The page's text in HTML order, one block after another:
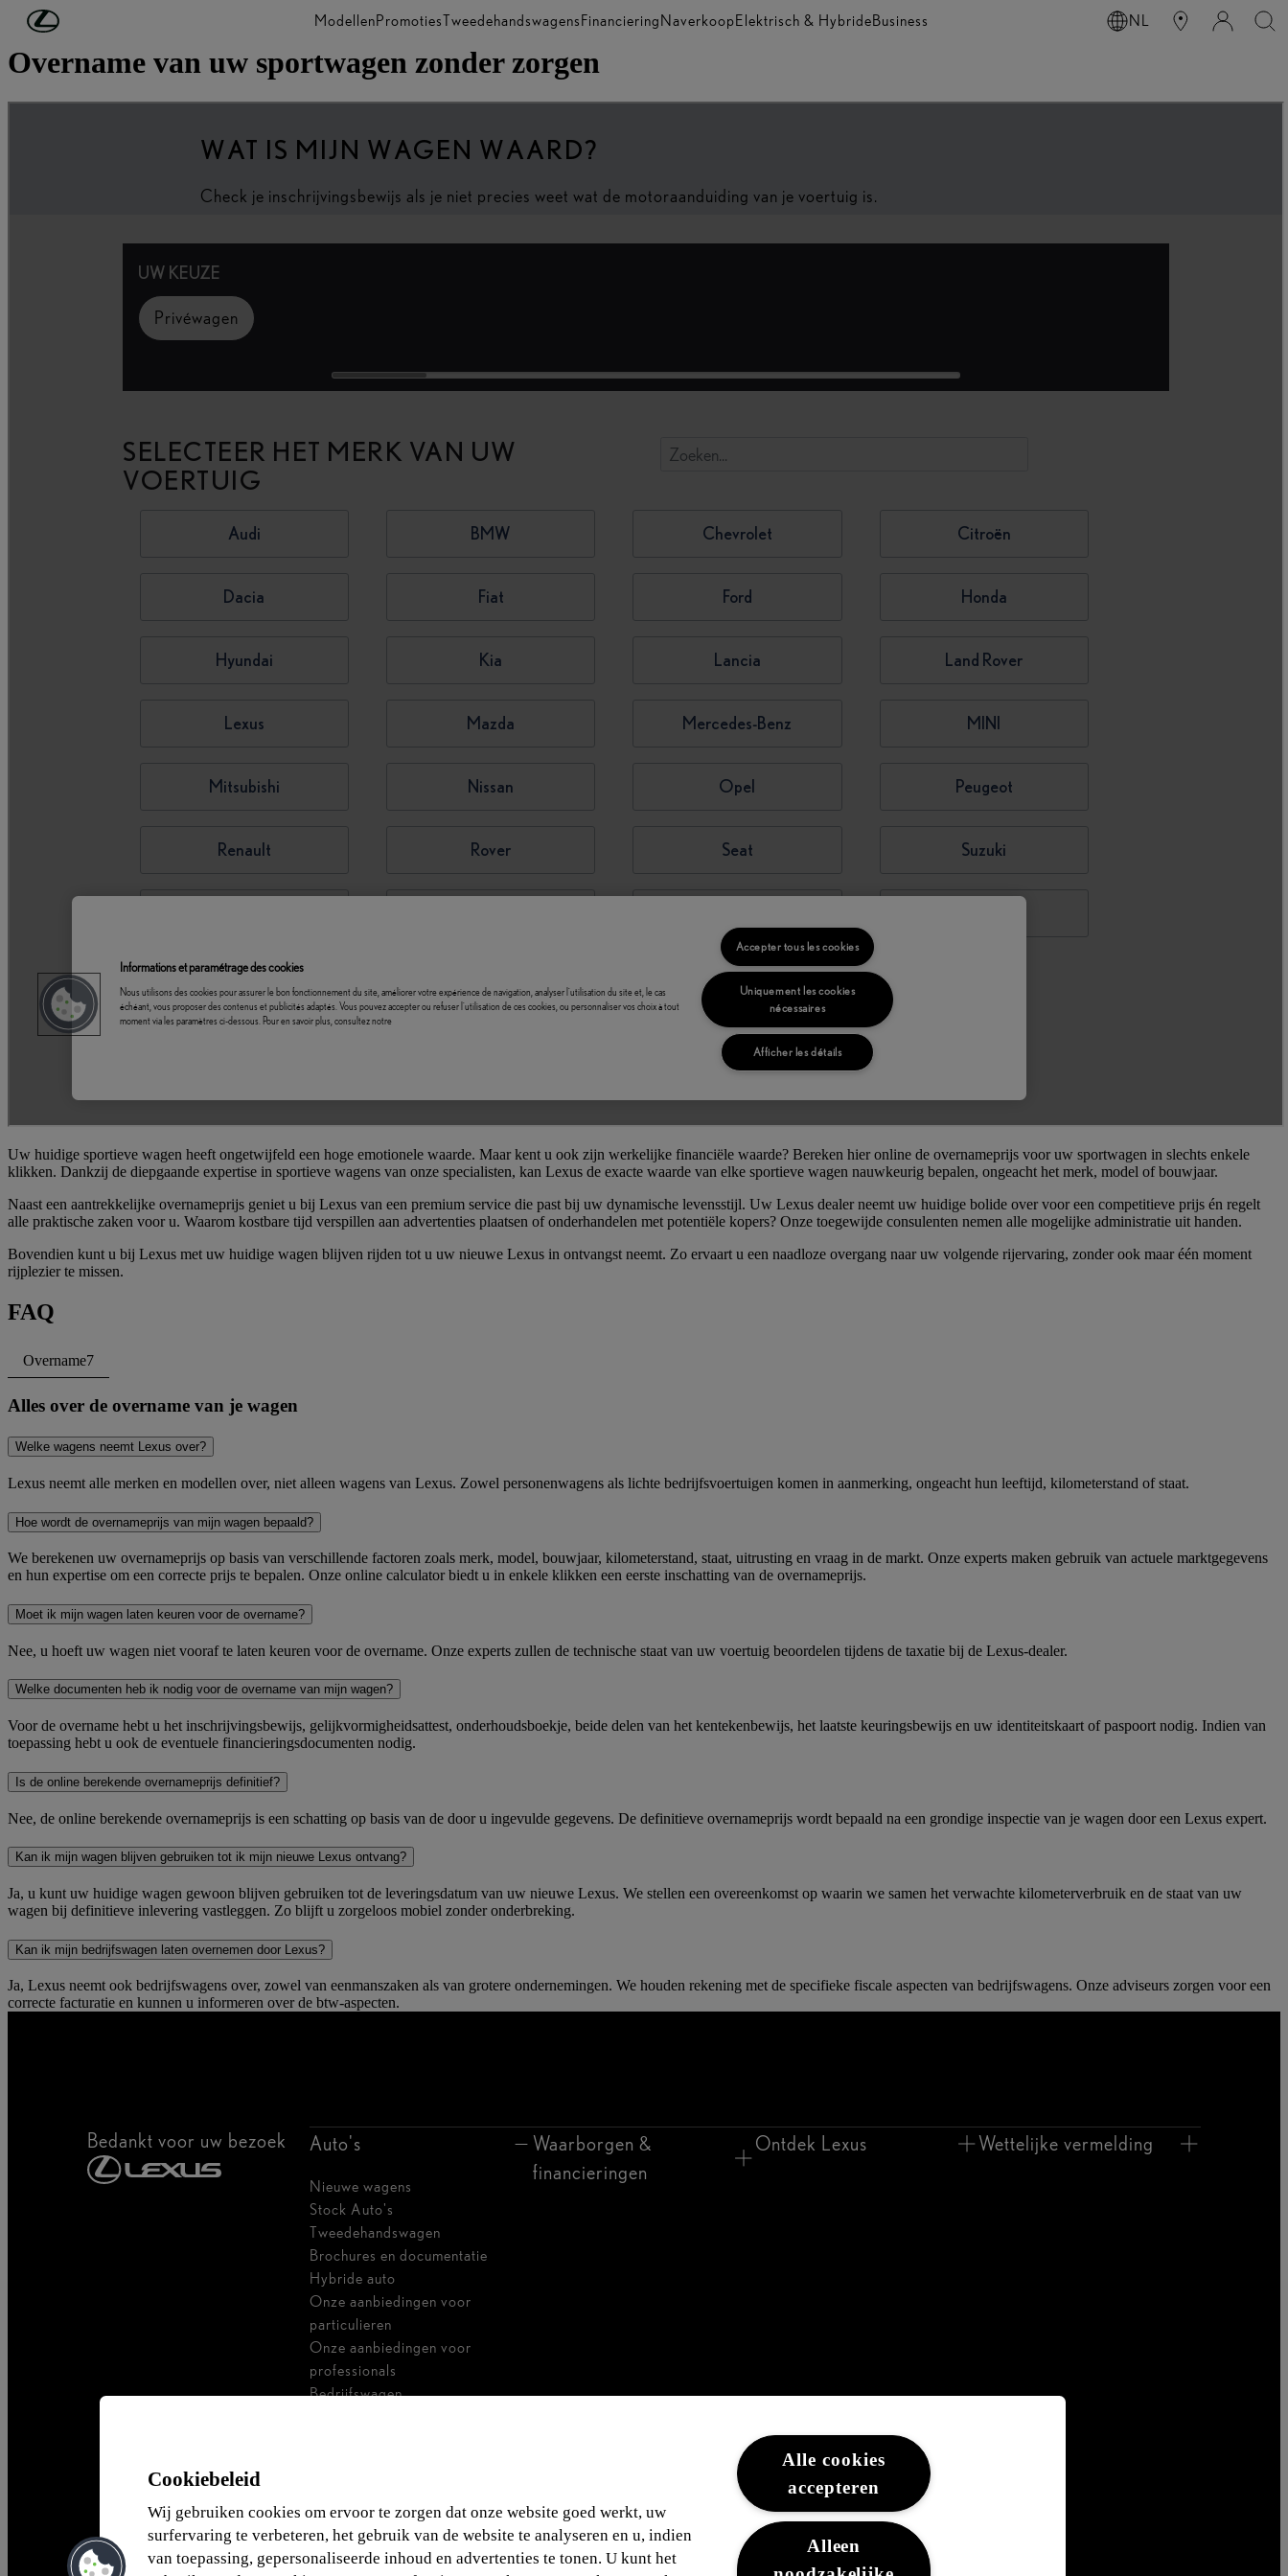
Ga naar de hoofdinhoud ModellenPromotiesTweedehandswagensFinancieringNaverkoopElektrisch & HybrideBusiness NL
Overname van uw sportwagen zonder zorgen
Uw huidige sportieve wagen heeft ongetwijfeld een hoge emotionele waarde. Maar kent u ook zijn werkelijke financiële waarde? Bereken hier online de overnameprijs voor uw sportwagen in slechts enkele
klikken. Dankzij de diepgaande expertise in sportieve wagens van onze specialisten, kan Lexus de exacte waarde van elke sportieve wagen nauwkeurig bepalen, ongeacht het merk, model of bouwjaar.
Naast een aantrekkelijke overnameprijs geniet u bij Lexus van een premium service die past bij uw dynamische levensstijl. Uw Lexus dealer neemt uw huidige bolide over voor een competitieve prijs én regelt
alle praktische zaken voor u. Waarom kostbare tijd verspillen aan advertenties plaatsen of onderhandelen met potentiële kopers? Onze toegewijde consulenten nemen alle mogelijke administratie uit handen.
Bovendien kunt u bij Lexus met uw huidige wagen blijven rijden tot u uw nieuwe Lexus in ontvangst neemt. Zo ervaart u een naadloze overgang naar uw volgende rijervaring, zonder ook maar één moment
rijplezier te missen.
FAQ
Overname7
Alles over de overname van je wagen
Welke wagens neemt Lexus over?
Lexus neemt alle merken en modellen over, niet alleen wagens van Lexus. Zowel personenwagens als lichte bedrijfsvoertuigen komen in aanmerking, ongeacht hun leeftijd, kilometerstand of staat.
Hoe wordt de overnameprijs van mijn wagen bepaald?
We berekenen uw overnameprijs op basis van verschillende factoren zoals merk, model, bouwjaar, kilometerstand, staat, uitrusting en vraag in de markt. Onze experts maken gebruik van actuele marktgegevens
en hun expertise om een correcte prijs te bepalen. Onze online calculator biedt u in enkele klikken een eerste inschatting van de overnameprijs.
Moet ik mijn wagen laten keuren voor de overname?
Nee, u hoeft uw wagen niet vooraf te laten keuren voor de overname. Onze experts zullen de technische staat van uw voertuig beoordelen tijdens de taxatie bij de Lexus-dealer.
Welke documenten heb ik nodig voor de overname van mijn wagen?
Voor de overname hebt u het inschrijvingsbewijs, gelijkvormigheidsattest, onderhoudsboekje, beide delen van het kentekenbewijs, het laatste keuringsbewijs en uw identiteitskaart of paspoort nodig. Indien van
toepassing hebt u ook de eventuele financieringsdocumenten nodig.
Is de online berekende overnameprijs definitief?
Nee, de online berekende overnameprijs is een schatting op basis van de door u ingevulde gegevens. De definitieve overnameprijs wordt bepaald na een grondige inspectie van je wagen door een Lexus expert.
Kan ik mijn wagen blijven gebruiken tot ik mijn nieuwe Lexus ontvang?
Ja, u kunt uw huidige wagen gewoon blijven gebruiken tot de leveringsdatum van uw nieuwe Lexus. We stellen een overeenkomst op waarin we samen het verwachte kilometerverbruik en de staat van uw
wagen bij definitieve inlevering vastleggen. Zo blijft u zorgeloos mobiel zonder onderbreking.
Kan ik mijn bedrijfswagen laten overnemen door Lexus?
Ja, Lexus neemt ook bedrijfswagens over, zowel van eenmanszaken als van grotere ondernemingen. We houden rekening met de specifieke fiscale aspecten van bedrijfswagens. Onze adviseurs zorgen voor een
correcte facturatie en kunnen u informeren over de btw-aspecten.
Bedankt voor uw bezoek Auto's
Nieuwe wagens
Stock Auto's
Tweedehandswagen
Brochures en documentatie
Hybride auto
Onze aanbiedingen voor
particulieren
Onze aanbiedingen voor
professionals
Bedrijfswagen
Waarborgen &
financieringen
Ontdek Lexus Wettelijke vermelding
Cookiebeleid
Wij gebruiken cookies om ervoor te zorgen dat onze website goed werkt, uw
surfervaring te verbeteren, het gebruik van de website te analyseren en u, indien
van toepassing, gepersonaliseerde inhoud en advertenties te tonen. U kunt het
Alle cookies
accepteren
Alleen